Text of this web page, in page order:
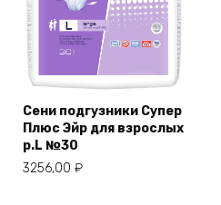
Сени подгузники Супер
Плюс Эйр для взрослых
р.L №30
3256,00 ₽